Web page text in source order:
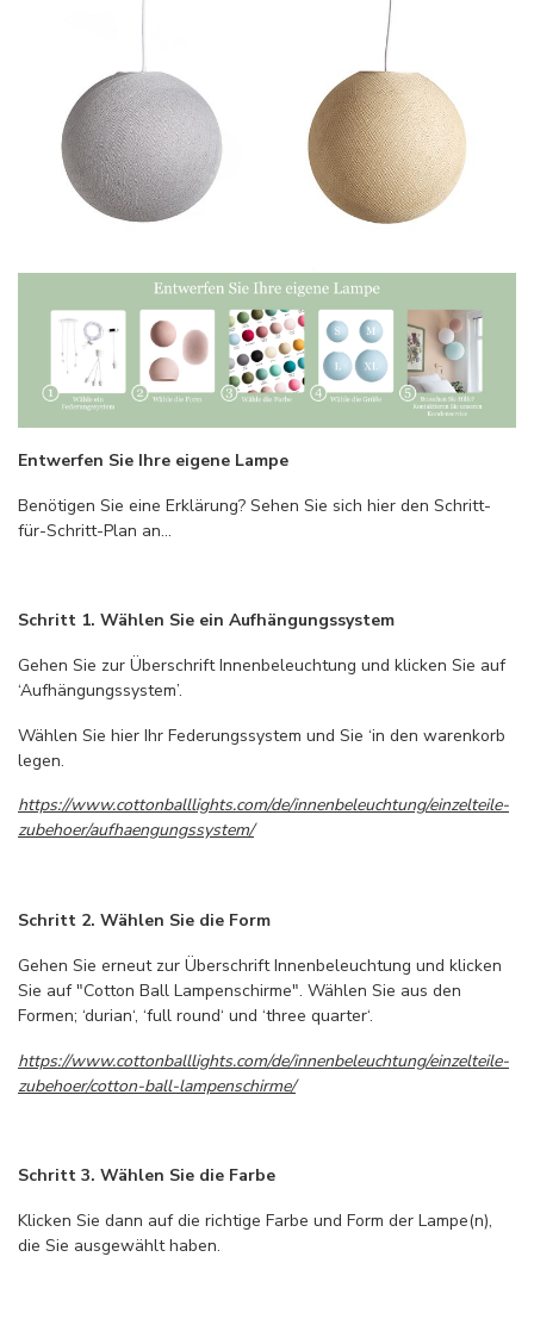
Entwerfen Sie Ihre eigene Lampe
Benötigen Sie eine Erklärung? Sehen Sie sich hier den Schritt-
für-Schritt-Plan an…
Schritt 1. Wählen Sie ein Aufhängungssystem
Gehen Sie zur Überschrift Innenbeleuchtung und klicken Sie auf
‘Aufhängungssystem’.
Wählen Sie hier Ihr Federungssystem und Sie ‘in den warenkorb
legen.
https://www.cottonballlights.com/de/innenbeleuchtung/einzelteile-
zubehoer/aufhaengungssystem/
Schritt 2. Wählen Sie die Form
Gehen Sie erneut zur Überschrift Innenbeleuchtung und klicken
Sie auf "Cotton Ball Lampenschirme". Wählen Sie aus den
Formen; ‘durian‘, ‘full round‘ und ‘three quarter‘.
https://www.cottonballlights.com/de/innenbeleuchtung/einzelteile-
zubehoer/cotton-ball-lampenschirme/
Schritt 3. Wählen Sie die Farbe
Klicken Sie dann auf die richtige Farbe und Form der Lampe(n),
die Sie ausgewählt haben.